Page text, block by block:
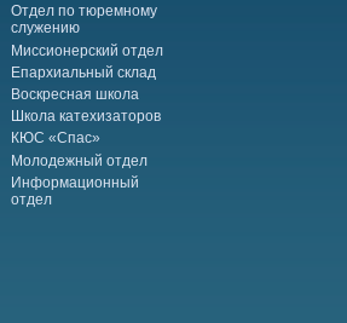
Отдел по тюремному
служению
Миссионерский отдел
Епархиальный склад
Воскресная школа
Школа катехизаторов
КЮС «Спас»
Молодежный отдел
Информационный
отдел